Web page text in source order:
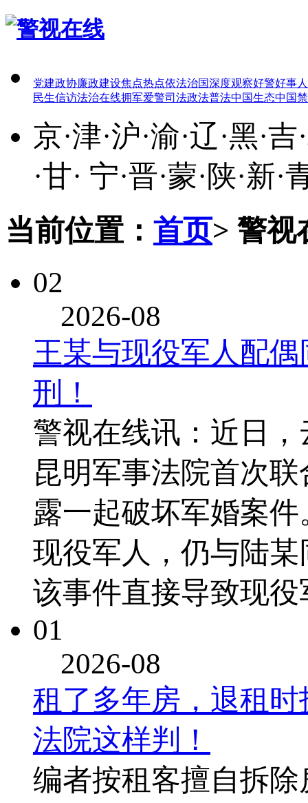
党建政协廉政建设焦点热点依法治国深度观察好警好事
民生信访法治在线拥军爱警司法政法普法中国生态中国
京·津·沪·渝·辽 ·黑·吉·
·甘· 宁·晋·蒙·陕·新·
当前位置： 首页> 警视
02
2026-08
王某与现役军人配
刑！
警视在线讯：近日
昆明军事法院首次
露一起破坏军婚案
现役军人，仍与陆
该事件直接导致现
01
2026-08
租了多年房，退租
法院这样判！
编者按租客擅自拆